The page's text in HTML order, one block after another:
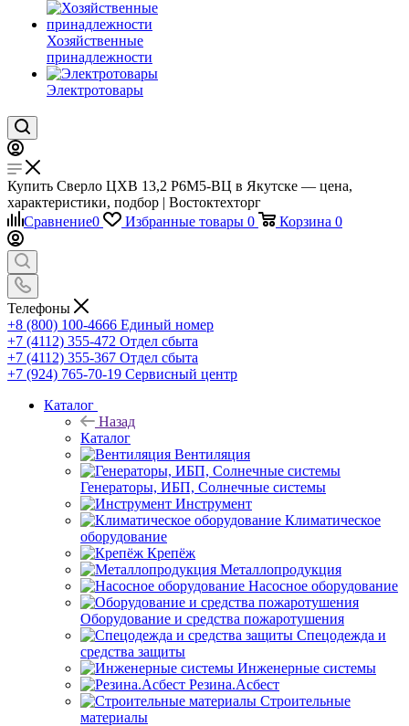
Хозяйственные
принадлежности
Электротовары
Купить Сверло ЦХВ 13,2 Р6М5-ВЦ в Якутске — цена,
характеристики, подбор | Востоктехторг
Сравнение0 Избранные товары 0 Корзина 0
Телефоны
+8 (800) 100-4666 Единый номер
+7 (4112) 355-472 Отдел сбыта
+7 (4112) 355-367 Отдел сбыта
+7 (924) 765-70-19 Сервисный центр
Каталог
Назад
Каталог
Вентиляция
Генераторы, ИБП, Солнечные системы
Инструмент
Климатическое
оборудование
Крепёж
Металлопродукция
Насосное оборудование
Оборудование и средства пожаротушения
Спецодежда и
средства защиты
Инженерные системы
Резина.Асбест
Строительные
материалы